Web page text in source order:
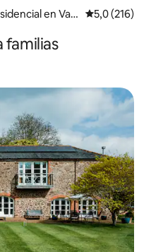
en Vale Calificación
5,0 (216)
familias
destacados